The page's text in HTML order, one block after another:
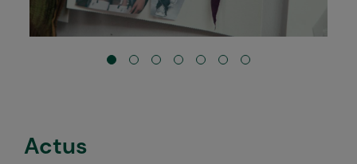
Actus